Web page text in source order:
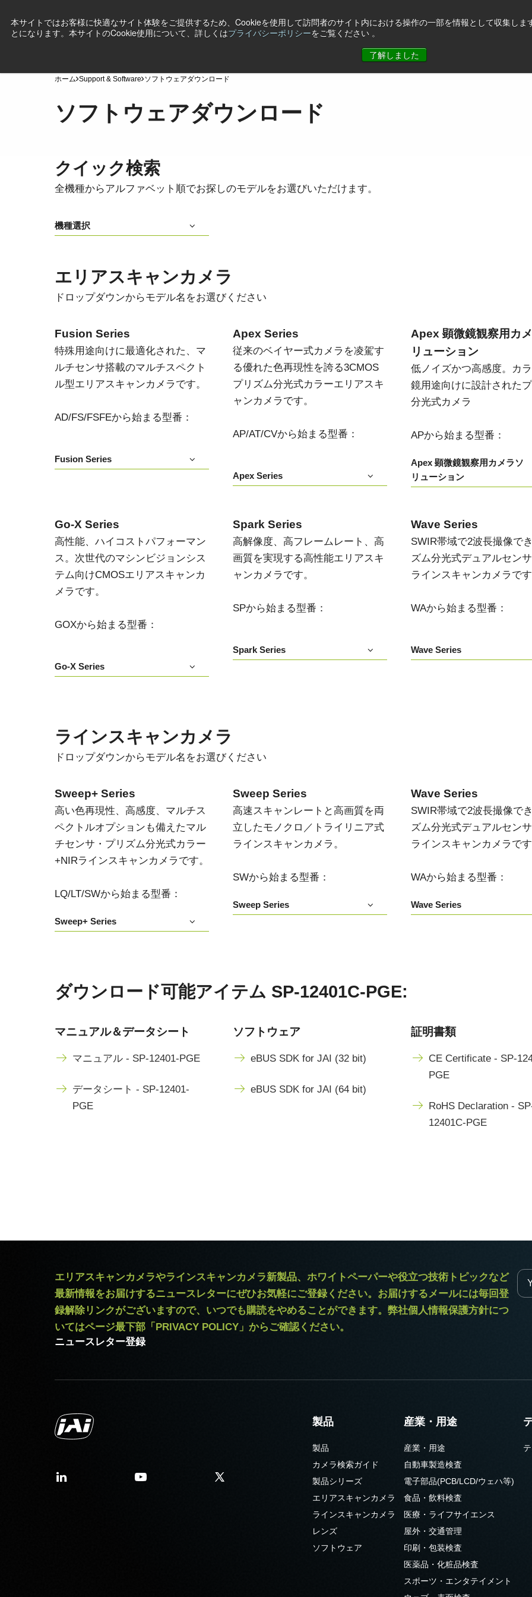
本サイトではお客様に快適なサイト体験をご提供するため、Cookieを使用して訪問者のサイト内における操作の一部を情報として収集し
とになります。本サイトのCookie使用について、詳しくはプライバシーポリシーをご覧ください 。
了解しました
ホーム Support & Software ソフトウェアダウンロード
ソフトウェアダウンロード
クイック検索
全機種からアルファベット順でお探しのモデルをお選びいただけます。
機種選択
エリアスキャンカメラ
ドロップダウンからモデル名をお選びください
Fusion Series
特殊用途向けに最適化された、マ
ルチセンサ搭載のマルチスペクト
ル型エリアスキャンカメラです。
AD/FS/FSFEから始まる型番：
Fusion Series
Apex Series
従来のベイヤー式カメラを凌駕す
る優れた色再現性を誇る3CMOS
プリズム分光式カラーエリアスキ
ャンカメラです。
AP/AT/CVから始まる型番：
Apex Series
Apex 顕微鏡観察用カ
リューション
低ノイズかつ高感度。カ
鏡用途向けに設計された
分光式カメラ
APから始まる型番：
Apex 顕微鏡観察用カメラソ
リューション
Go-X Series
高性能、ハイコストパフォーマン
ス。次世代のマシンビジョンシス
テム向けCMOSエリアスキャンカ
メラです。
GOXから始まる型番：
Go-X Series
Spark Series
高解像度、高フレームレート、高
画質を実現する高性能エリアスキ
ャンカメラです。
SPから始まる型番：
Spark Series
Wave Series
SWIR帯域で2波長撮像で
ズム分光式デュアルセン
ラインスキャンカメラです
WAから始まる型番：
Wave Series
ラインスキャンカメラ
ドロップダウンからモデル名をお選びください
Sweep+ Series
高い色再現性、高感度、マルチス
ペクトルオプションも備えたマル
チセンサ・プリズム分光式カラー
+NIRラインスキャンカメラです。
LQ/LT/SWから始まる型番：
Sweep+ Series
Sweep Series
高速スキャンレートと高画質を両
立したモノクロ／トライリニア式
ラインスキャンカメラ。
SWから始まる型番：
Sweep Series
Wave Series
SWIR帯域で2波長撮像で
ズム分光式デュアルセン
ラインスキャンカメラです
WAから始まる型番：
Wave Series
ダウンロード可能アイテム SP-12401C-PGE:
マニュアル＆データシート
マニュアル - SP-12401-PGE
データシート - SP-12401-
PGE
ソフトウェア
eBUS SDK for JAI (32 bit)
eBUS SDK for JAI (64 bit)
証明書類
CE Certificate - SP-
PGE
RoHS Declaration -
12401C-PGE
エリアスキャンカメラやラインスキャンカメラ新製品、ホワイトペーパーや役立つ技術トピックなど
最新情報をお届けするニュースレターにぜひお気軽にご登録ください。お届けするメールには毎回登
録解除リンクがございますので、いつでも購読をやめることができます。弊社個人情報保護方針につ
いてはページ最下部「PRIVACY POLICY」からご確認ください。
ニュースレター登録
製品
製品
カメラ検索ガイド
製品シリーズ
エリアスキャンカメラ
ラインスキャンカメラ
レンズ
ソフトウェア
産業・用途
産業・用途
自動車製造検査
電子部品(PCB/LCD/ウェハ等)
食品・飲料検査
医療・ライフサイエンス
屋外・交通管理
印刷・包装検査
医薬品・化粧品検査
スポーツ・エンタテイメント